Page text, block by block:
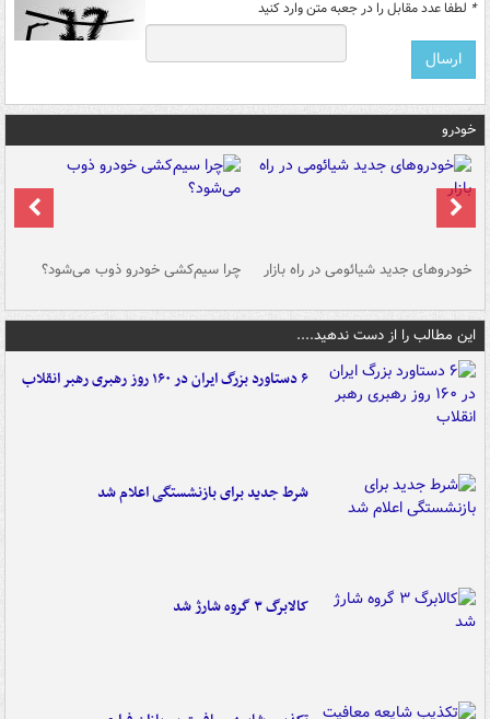
* لطفا عدد مقابل را در جعبه متن وارد کنید
خودرو
خودروهای جدید شیائومی در راه بازار چرا سیم‌کشی خودرو ذوب می‌شود؟
این مطالب را از دست ندهید....
۶ دستاورد بزرگ ایران در ۱۶۰ روز رهبری رهبر انقلاب
شرط جدید برای بازنشستگی اعلام شد
کالابرگ ۳ گروه شارژ شد